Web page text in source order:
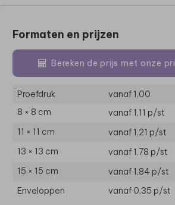
Formaten en prijzen
Bereken de prijs met onze
Proefdruk
vanaf 1,00
8 × 8 cm
vanaf 1,11 p/st
11 × 11 cm
vanaf 1,21 p/st
13 × 13 cm
vanaf 1,78 p/st
15 × 15 cm
vanaf 1,84 p/st
Enveloppen
vanaf 0,35 p/st